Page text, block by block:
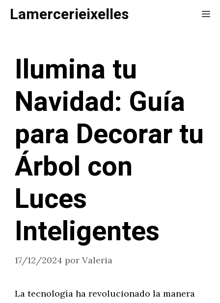
SaltarLamercerieixelles
Ilumina tu
Navidad: Guía
para Decorar tu
Árbol con
Luces
Inteligentes
17/12/2024 por Valeria
La tecnología ha revolucionado la manera